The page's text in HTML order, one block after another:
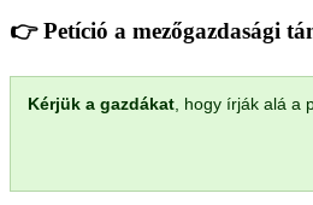
👉 Petíció a mezőgazdasági
Kérjük a gazdákat , hogy írják alá